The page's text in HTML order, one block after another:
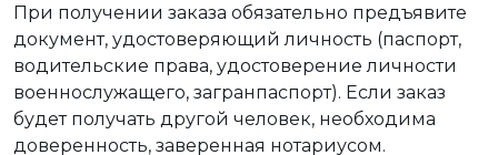
При получении заказа обязательно предъявите
документ, удостоверяющий личность (паспорт,
водительские права, удостоверение личности
военнослужащего, загранпаспорт). Если заказ
будет получать другой человек, необходима
доверенность, заверенная нотариусом.